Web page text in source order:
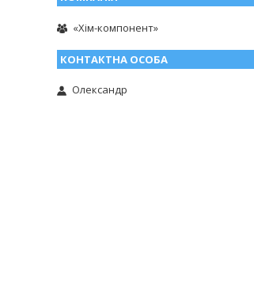
«Хім-компонент»
Олександр